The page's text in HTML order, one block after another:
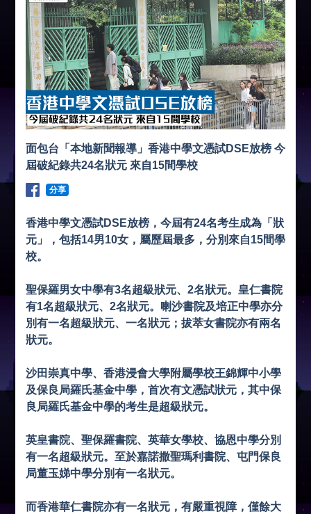
面包台「本地新聞報導」香港中學文憑試DSE放榜 今
屆破紀錄共24名狀元 來自15間學校
分享
香港中學文憑試DSE放榜，今屆有24名考生成為「狀
元」，包括14男10女，屬歷屆最多，分別來自15間學
校。
聖保羅男女中學有3名超級狀元、2名狀元。皇仁書院
有1名超級狀元、2名狀元。喇沙書院及培正中學亦分
別有一名超級狀元、一名狀元；拔萃女書院亦有兩名
狀元。
沙田崇真中學、香港浸會大學附屬學校王錦輝中小學
及保良局羅氏基金中學，首次有文憑試狀元，其中保
良局羅氏基金中學的考生是超級狀元。
英皇書院、聖保羅書院、英華女學校、協恩中學分別
有一名超級狀元。至於嘉諾撒聖瑪利書院、屯門保良
局董玉娣中學分別有一名狀元。
而香港華仁書院亦有一名狀元，有嚴重視障，僅餘大